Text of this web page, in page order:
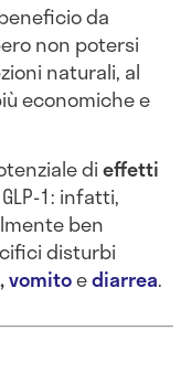
da
non potersi
naturali, al
economiche e
dieffetti
1: infatti,
ben
disturbi
vomitoediarrea.